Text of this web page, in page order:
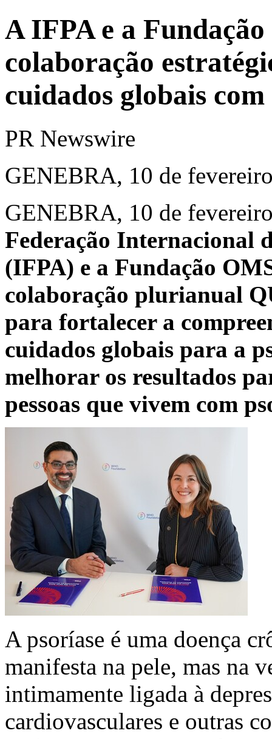
A IFPA e a
colaboração
cuidados globais
PR Newswire
GENEBRA, 10 de
GENEBRA, 10 de
Federação Internacional
(IFPA) e a Fundação
colaboração plurianual
para fortalecer a
cuidados globais para a
melhorar os resultados
pessoas que vivem com
A psoríase é uma doença
manifesta na pele, mas na
intimamente ligada à
cardiovasculares e outras